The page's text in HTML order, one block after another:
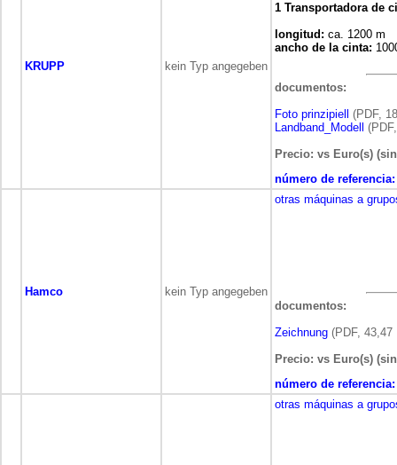
KRUPP kein Typ angegeben
1 Transportadora de
longitud: ca. 1200 m
ancho de la cinta:
documentos:
Foto prinzipiell
(PDF,
Landband_Modell
Precio: vs Euro(s)
número de referencia:
Hamco kein Typ angegeben
otras máquinas a
documentos:
Zeichnung (PDF, 43,47
Precio: vs Euro(s)
número de referencia:
otras máquinas a